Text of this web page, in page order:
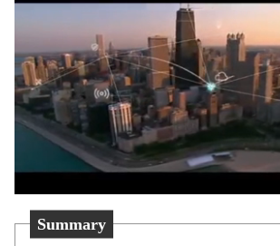
Summary